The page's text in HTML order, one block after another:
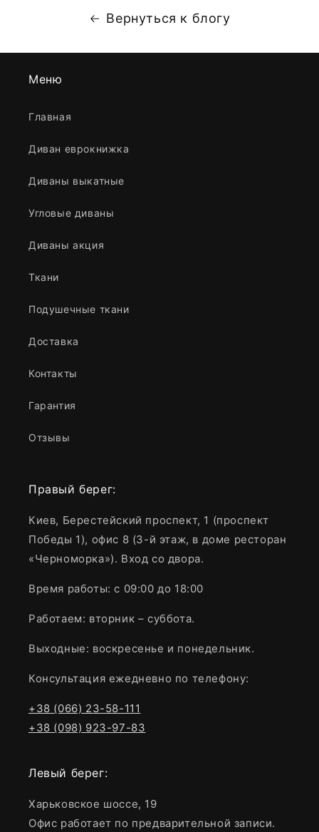
Вернуться к блогу
Меню
Главная
Диван еврокнижка
Диваны выкатные
Угловые диваны
Диваны акция
Ткани
Подушечные ткани
Доставка
Контакты
Гарантия
Отзывы
Правый берег:
Киев, Берестейский проспект, 1 (проспект
Победы 1), офис 8 (3-й этаж, в доме ресторан
«Черноморка»). Вход со двора.
Время работы: с 09:00 до 18:00
Работаем: вторник – суббота.
Выходные: воскресенье и понедельник.
Консультация ежедневно по телефону:
+38 (066) 23-58-111
+38 (098) 923-97-83
Левый берег:
Харьковское шоссе, 19
Офис работает по предварительной записи.